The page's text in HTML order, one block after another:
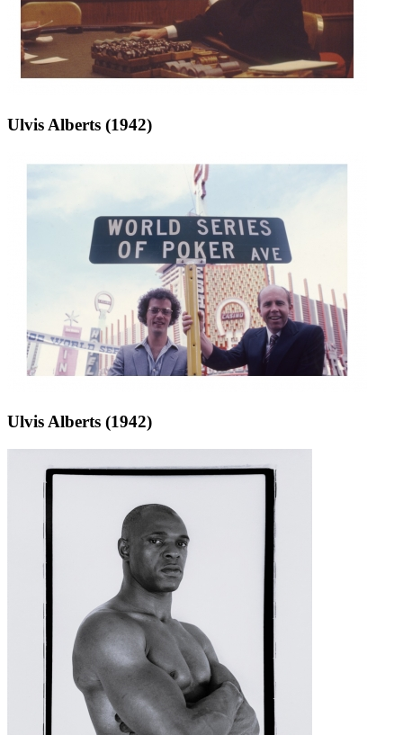
Ulvis Alberts (1942)
Ulvis Alberts (1942)